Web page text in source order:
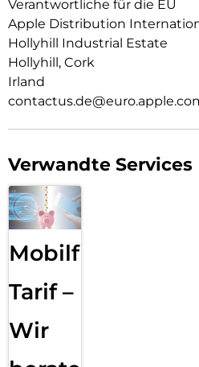
Wie jedes von Apple entwickelte
des Design‑ und
Teststunden. Deshalb sieht es
sondern ist auch dafür gemacht,
und bei Stürzen zu schützen.
Verantwortliche für die EU
Apple Distribution
Hollyhill Industrial Estate
Hollyhill, Cork
Irland
Verwandte Services
Mobilfunk
Tarif –
Wir